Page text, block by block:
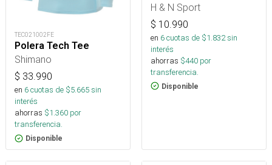
TEC021002FE
Polera Tech Tee
Shimano
$ 33.990
en 6cuotas de $5.665sin
interés
ahorras $1.360 por
transferencia.
Disponible
H & N Sport
$ 10.990
en 6cuotas de $1.832sin
interés
ahorras $440 por
transferencia.
Disponible